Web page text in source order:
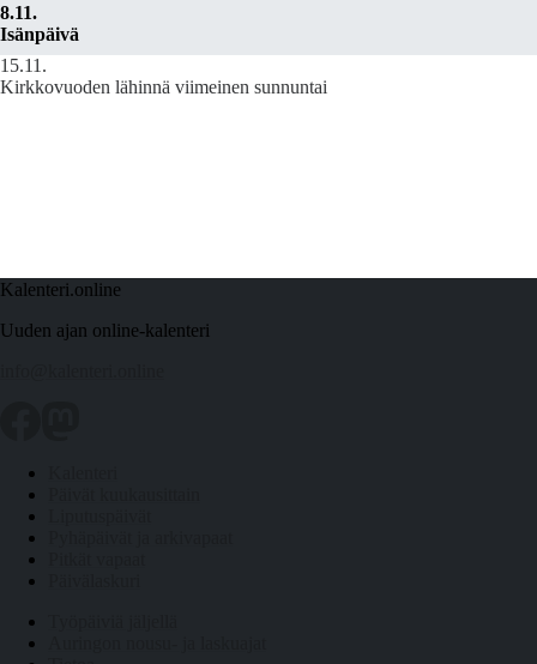
8.11.
Isänpäivä
15.11.
Kirkkovuoden lähinnä viimeinen sunnuntai
Kalenteri.online
Uuden ajan online-kalenteri